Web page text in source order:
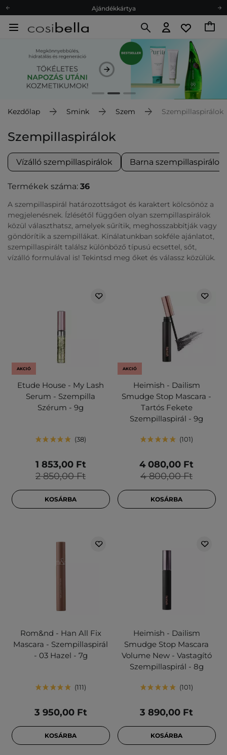
Ajándékkártya
Ingyenes szállítás 15 000 Ft-tól
Ökológia
Ajándékkártya
Kezdőlap Smink Szem Szempillaspirálok
Szempillaspirálok
Vízálló szempillaspirálok Barna szempillaspirálok
Termékek száma: 36
A szempillaspirál határozottságot és karaktert kölcsönöz a
megjelenésnek. Ízlésétől függően olyan szempillaspirálok
közül választhatsz, amelyek sűrítik, meghosszabbítják vagy
göndörítik a szempillákat. Kínálatunkban sokféle ajánlatot,
szempillaspirált találsz különböző típusú ecsettel, sőt,
vízálló formulával is! Tekintsd meg őket és válassz közülük.
AKCIÓ
Etude House - My Lash
Serum - Szempilla
Szérum - 9g
38
2 850,00 Ft
1 853,00 Ft
KOSÁRBA
AKCIÓ
Heimish - Dailism
Smudge Stop Mascara -
Tartós Fekete
Szempillaspirál - 9g
101
4 800,00 Ft
4 080,00 Ft
KOSÁRBA
Rom&nd - Han All Fix
Mascara - Szempillaspirál
- 03 Hazel - 7g
111
3 950,00 Ft
KOSÁRBA
Heimish - Dailism
Smudge Stop Mascara
Volume New - Vastagító
Szempillaspirál - 8g
101
3 890,00 Ft
KOSÁRBA